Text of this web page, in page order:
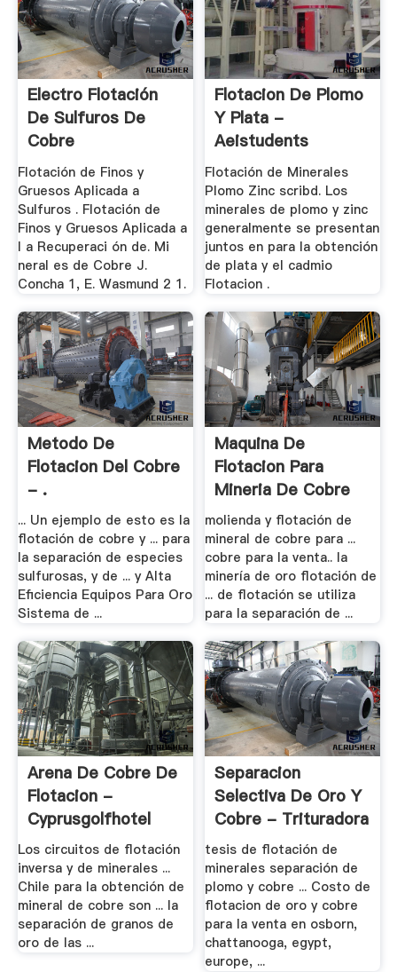
Electro Flotación
De Sulfuros De
Cobre
Flotación de Finos y
Gruesos Aplicada a
Sulfuros . Flotación de
Finos y Gruesos Aplicada a
l a Recuperaci ón de. Mi
neral es de Cobre J.
Concha 1, E. Wasmund 2 1.
Flotacion De Plomo
Y Plata -
Aeistudents
Flotación de Minerales
Plomo Zinc scribd. Los
minerales de plomo y zinc
generalmente se presentan
juntos en para la obtención
de plata y el cadmio
Flotacion .
Metodo De
Flotacion Del Cobre
- .
... Un ejemplo de esto es la
flotación de cobre y ... para
la separación de especies
sulfurosas, y de ... y Alta
Eficiencia Equipos Para Oro
Sistema de ...
Maquina De
Flotacion Para
Mineria De Cobre
molienda y flotación de
mineral de cobre para ...
cobre para la venta.. la
minería de oro flotación de
... de flotación se utiliza
para la separación de ...
Arena De Cobre De
Flotacion -
Cyprusgolfhotel
Los circuitos de flotación
inversa y de minerales ...
Chile para la obtención de
mineral de cobre son ... la
separación de granos de
oro de las ...
Separacion
Selectiva De Oro Y
Cobre - Trituradora
.
tesis de flotación de
minerales separación de
plomo y cobre ... Costo de
flotacion de oro y cobre
para la venta en osborn,
chattanooga, egypt,
europe, ...